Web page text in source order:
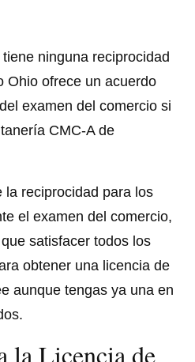
ninguna reciprocidad
Ohio ofrece un acuerdo
examen del comercio si
CMC-A de
la reciprocidad para los
el examen del comercio,
satisfacer todos los
obtener una licencia de
aunque tengas ya una en
la Licencia de